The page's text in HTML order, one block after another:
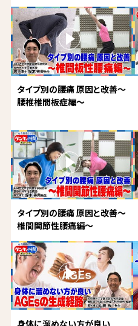
タイプ別の腰痛 原因と改善～
腰椎椎間板症編～
タイプ別の腰痛 原因と改善～
椎間関節性腰痛編～
身体に溜めない方が良い